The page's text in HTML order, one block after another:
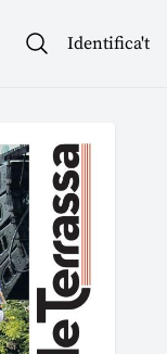
Identifica't